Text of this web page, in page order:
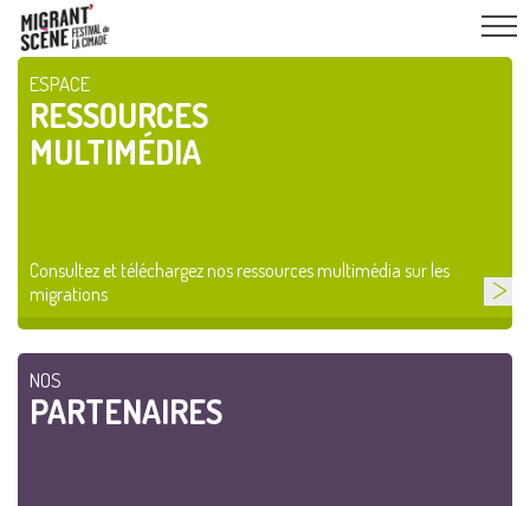
ESPACE
RESSOURCES
MULTIMÉDIA
Consultez et téléchargez nos ressources multimédia sur les
migrations
NOS
PARTENAIRES